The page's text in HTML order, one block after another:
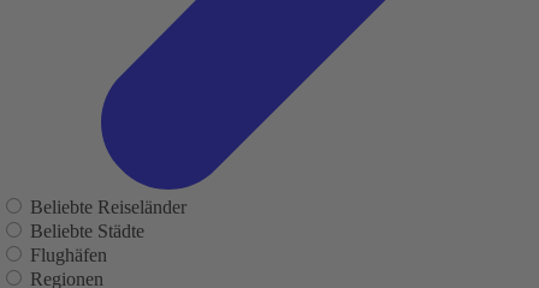
Beliebte Reiseländer
Beliebte Städte
Flughäfen
Regionen